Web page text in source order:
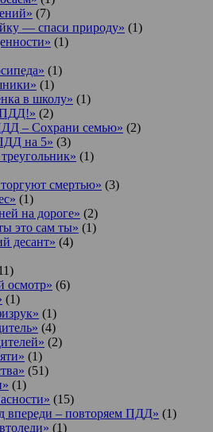
(7)
— спаси природу» (1)
(1)
(1)
(1)
в школу» (1)
ПДД!» (2)
– Сохрани семью» (2)
на 5» (3)
(1)
смертью» (3)
(1)
на дороге» (2)
это сам ты» (1)
десант» (4)
осмотр» (6)
(1)
(1)
(4)
(2)
(1)
(51)
(1)
(15)
впереди – повторяем ПДД» (1)
(1)